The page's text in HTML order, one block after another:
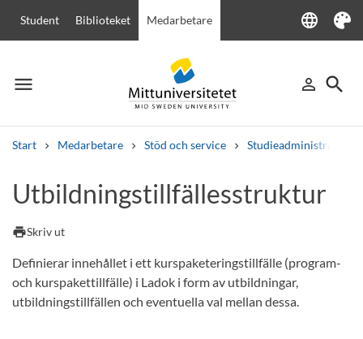
Student Biblioteket Medarbetare language
Language
Tema
menu
Meny person_outline
Logga in
search
Sök
Start Medarbetare Stöd och service Studieadministration
Andra söktjänster
Kurser och program
Utbildningstillfällesstruktur
printSkriv ut
Definierar innehållet i ett kurspaketeringstillfälle (program-
och kurspakettillfälle) i Ladok i form av utbildningar,
utbildningstillfällen och eventuella val mellan dessa.